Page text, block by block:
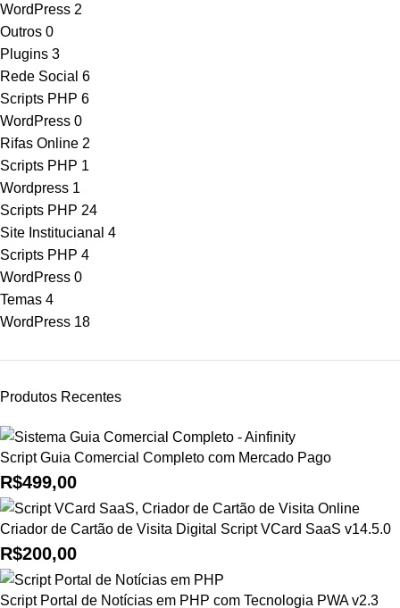
WordPress 2
Outros 0
Plugins 3
Rede Social 6
Scripts PHP 6
WordPress 0
Rifas Online 2
Scripts PHP 1
Wordpress 1
Scripts PHP 24
Site Institucianal 4
Scripts PHP 4
WordPress 0
Temas 4
WordPress 18
Produtos Recentes
Script Guia Comercial Completo com Mercado Pago
R$499,00
Criador de Cartão de Visita Digital Script VCard SaaS v14.5.0
R$200,00
Script Portal de Notícias em PHP com Tecnologia PWA v2.3